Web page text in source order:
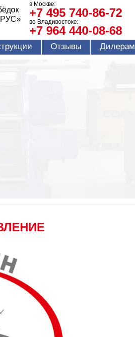
РУС»
в Москве:
+7 495 740-86-72
во Владивостоке:
+7 964 440-08-68
Отзывы Дилерам